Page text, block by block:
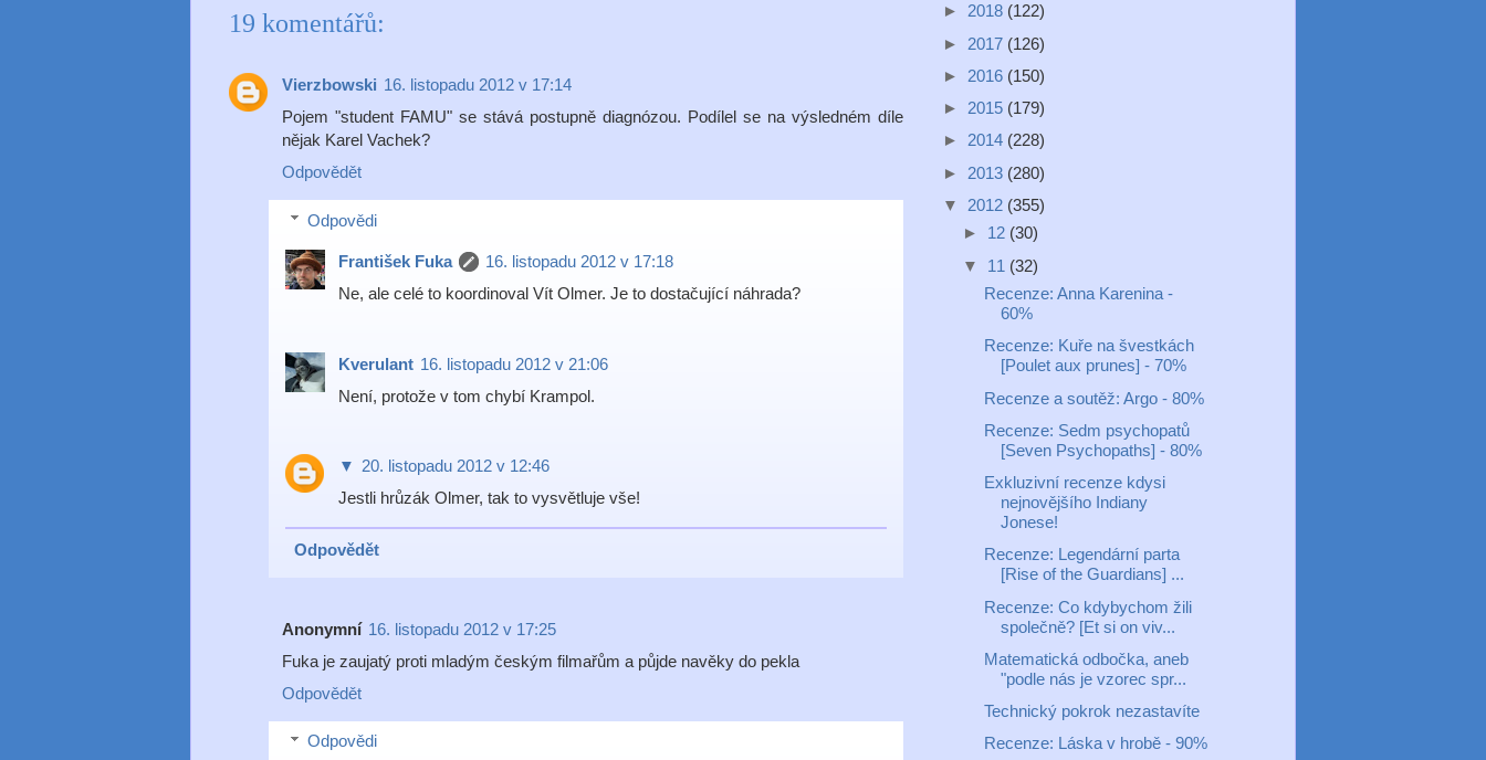
19 komentářů:
Vierzbowski 16. listopadu 2012 v 17:14
Pojem "student FAMU" se stává postupně diagnózou. Podílel se na výsledném díle
nějak Karel Vachek?
Odpovědět
Odpovědi
František Fuka
16. listopadu 2012 v 17:18
Ne, ale celé to koordinoval Vít Olmer. Je to dostačující náhrada?
Kverulant 16. listopadu 2012 v 21:06
Není, protože v tom chybí Krampol.
▼ 20. listopadu 2012 v 12:46
Jestli hrůzák Olmer, tak to vysvětluje vše!
Odpovědět
Anonymní 16. listopadu 2012 v 17:25
Fuka je zaujatý proti mladým českým filmařům a půjde navěky do pekla
Odpovědět
Odpovědi
► 2018 (122)
► 2017 (126)
► 2016 (150)
► 2015 (179)
► 2014 (228)
► 2013 (280)
▼ 2012 (355)
► 12 (30)
▼ 11 (32)
Recenze: Anna Karenina -
60%
Recenze: Kuře na švestkách
[Poulet aux prunes] - 70%
Recenze a soutěž: Argo - 80%
Recenze: Sedm psychopatů
[Seven Psychopaths] - 80%
Exkluzivní recenze kdysi
nejnovějšího Indiany
Jonese!
Recenze: Legendární parta
[Rise of the Guardians] ...
Recenze: Co kdybychom žili
společně? [Et si on viv...
Matematická odbočka, aneb
"podle nás je vzorec spr...
Technický pokrok nezastavíte
Recenze: Láska v hrobě - 90%